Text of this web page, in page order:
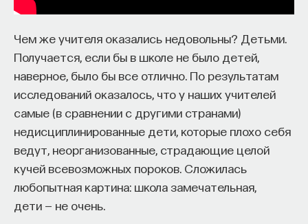
Чем же учителя оказались недовольны? Детьми.
Получается, если бы в школе не было детей,
наверное, было бы все отлично. По результатам
исследований оказалось, что у наших учителей
самые (в сравнении с другими странами)
недисциплинированные дети, которые плохо себя
ведут, неорганизованные, страдающие целой
кучей всевозможных пороков. Сложилась
любопытная картина: школа замечательная,
дети — не очень.